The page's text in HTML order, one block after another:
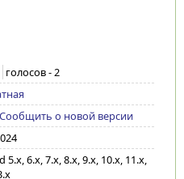
голосов -2
Сообщить о новой версии
5.x, 6.x, 7.x, 8.x, 9.x, 10.x, 11.x,